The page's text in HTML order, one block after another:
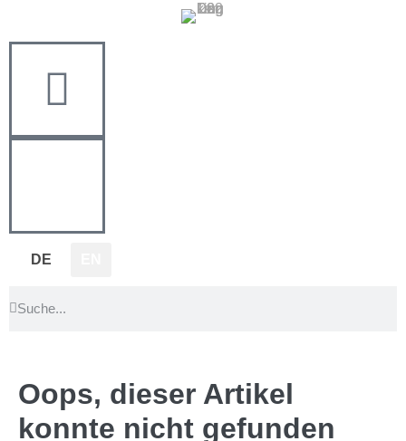
DE
Oops, dieser Artikel
konnte nicht gefunden